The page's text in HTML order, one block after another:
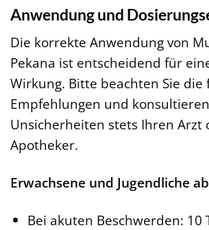
Anwendung und
Die korrekte Anwendung von
Pekana ist entscheidend für
Wirkung. Bitte beachten Sie die
Empfehlungen und
Unsicherheiten stets Ihren Arzt
Apotheker.
Erwachsene und Jugendliche
Bei akuten Beschwerden: 10